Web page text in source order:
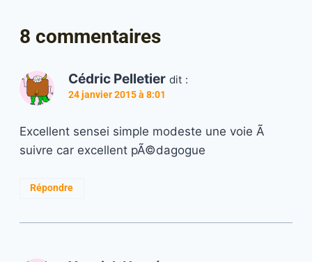
8 commentaires
Cédric Pelletier dit :
24 janvier 2015 à 8:01
Excellent sensei simple modeste une voie Ã
suivre car excellent pÃ©dagogue
Répondre